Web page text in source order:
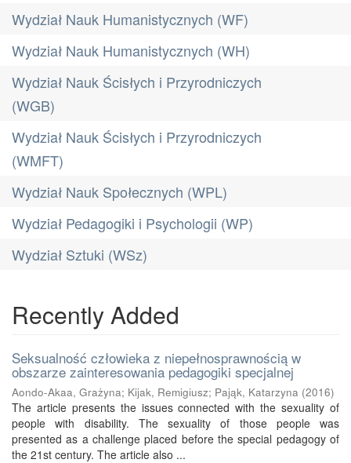
Wydział Nauk Humanistycznych (WF)
Wydział Nauk Humanistycznych (WH)
Wydział Nauk Ścisłych i Przyrodniczych
(WGB)
Wydział Nauk Ścisłych i Przyrodniczych
(WMFT)
Wydział Nauk Społecznych (WPL)
Wydział Pedagogiki i Psychologii (WP)
Wydział Sztuki (WSz)
Recently Added
Seksualność człowieka z niepełnosprawnością w
obszarze zainteresowania pedagogiki specjalnej
Aondo-Akaa, Grażyna; Kijak, Remigiusz; Pająk, Katarzyna (2016)
The article presents the issues connected with the sexuality of
people with disability. The sexuality of those people was
presented as a challenge placed before the special pedagogy of
the 21st century. The article also ...